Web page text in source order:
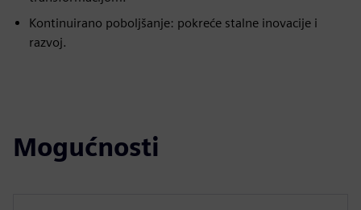
Kontinuirano poboljšanje: pokreće stalne inovacije i
razvoj.
Mogućnosti